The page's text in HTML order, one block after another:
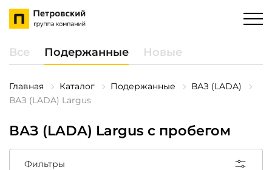
Все Подержанные Новые
Главная Каталог Подержанные
ВАЗ (LADA)
ВАЗ (LADA) Largus
ВАЗ (LADA) Largus с пробегом
Фильтры